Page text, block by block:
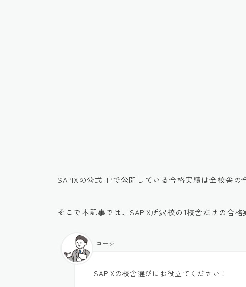
SAPIXの公式HPで公開している合格実績は全校舎の
そこで本記事では、SAPIX所沢校の1校舎だけの合格
SAPIXの校舎選びにお役立てください！
コージ